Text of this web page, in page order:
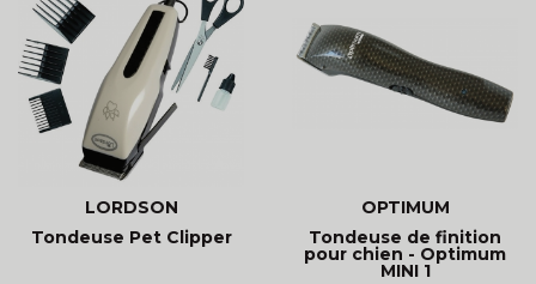
LORDSON
Tondeuse Pet Clipper
OPTIMUM
Tondeuse de finition
pour chien - Optimum
MINI 1